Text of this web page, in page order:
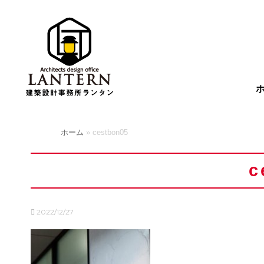
ホーム » cestbon05
2022/12/27